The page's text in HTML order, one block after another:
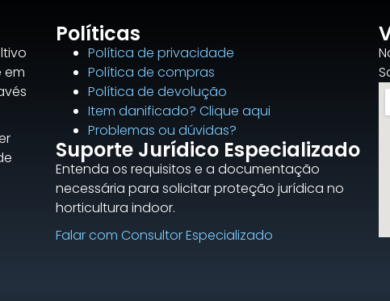
em
Políticas
Política de privacidade
Política de compras
Política de devolução
Item danificado? Clique aqui
Problemas ou dúvidas?
Suporte Jurídico Especializado
Entenda os requisitos e a documentação
necessária para solicitar proteção jurídica no
horticultura indoor.
Falar com Consultor Especializado